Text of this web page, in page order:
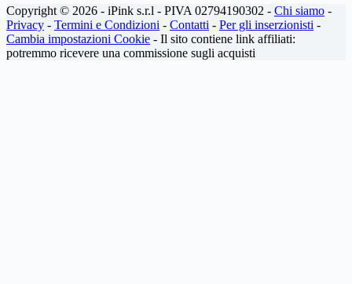
Copyright © 2026 - iPink s.r.l - PIVA 02794190302 - Chi siamo -
Privacy - Termini e Condizioni - Contatti - Per gli inserzionisti -
Cambia impostazioni Cookie - Il sito contiene link affiliati:
potremmo ricevere una commissione sugli acquisti